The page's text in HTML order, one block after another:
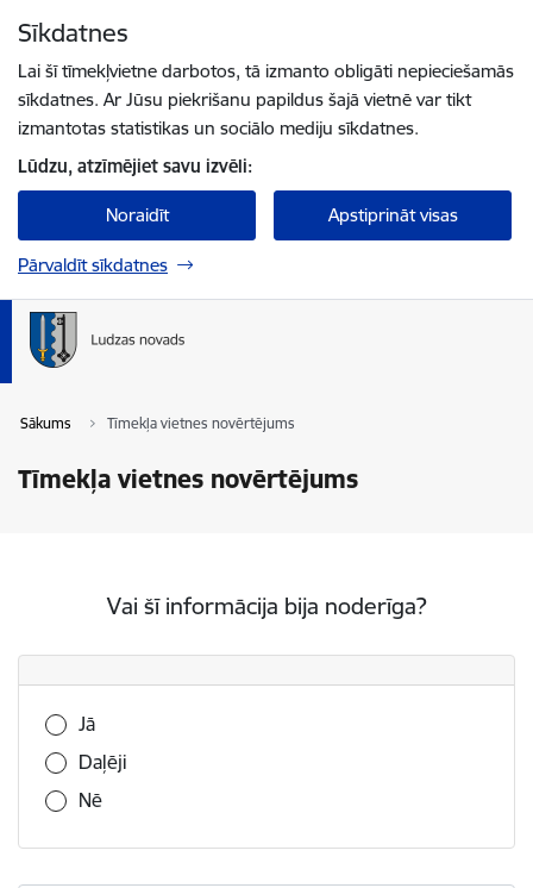
Sīkdatnes
Lai šī tīmekļvietne darbotos, tā izmanto obligāti nepieciešamās
sīkdatnes. Ar Jūsu piekrišanu papildus šajā vietnē var tikt
izmantotas statistikas un sociālo mediju sīkdatnes.
Lūdzu, atzīmējiet savu izvēli:
Noraidīt Apstiprināt visas
Pārvaldīt sīkdatnes
Sākums Tīmekļa vietnes novērtējums
Tīmekļa vietnes novērtējums
Vai šī informācija bija noderīga?
Vai šī informācija bija noderīga?
Jā
Daļēji
Nē